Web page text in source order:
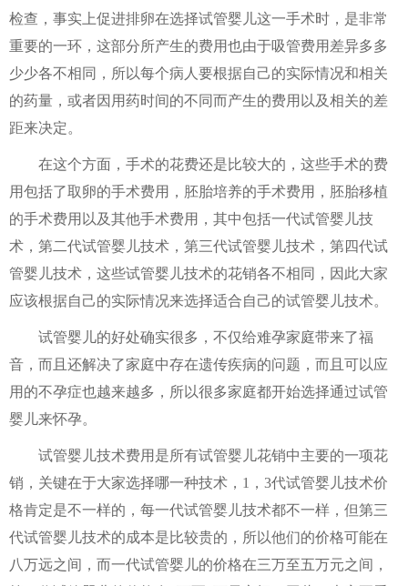
检查，事实上促进排卵在选择试管婴儿这一手术时，是非常
重要的一环，这部分所产生的费用也由于吸管费用差异多多
少少各不相同，所以每个病人要根据自己的实际情况和相关
的药量，或者因用药时间的不同而产生的费用以及相关的差
距来决定。
在这个方面，手术的花费还是比较大的，这些手术的费
用包括了取卵的手术费用，胚胎培养的手术费用，胚胎移植
的手术费用以及其他手术费用，其中包括一代试管婴儿技
术，第二代试管婴儿技术，第三代试管婴儿技术，第四代试
管婴儿技术，这些试管婴儿技术的花销各不相同，因此大家
应该根据自己的实际情况来选择适合自己的试管婴儿技术。
试管婴儿的好处确实很多，不仅给难孕家庭带来了福
音，而且还解决了家庭中存在遗传疾病的问题，而且可以应
用的不孕症也越来越多，所以很多家庭都开始选择通过试管
婴儿来怀孕。
试管婴儿技术费用是所有试管婴儿花销中主要的一项花
销，关键在于大家选择哪一种技术，1，3代试管婴儿技术价
格肯定是不一样的，每一代试管婴儿技术都不一样，但第三
代试管婴儿技术的成本是比较贵的，所以他们的价格可能在
八万远之间，而一代试管婴儿的价格在三万至五万元之间，